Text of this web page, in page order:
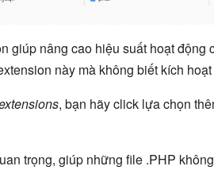
giúp nâng cao hiệu suất hoạt
này mà không biết kích
, bạn hãy click lựa chọn
trọng, giúp những file .PHP